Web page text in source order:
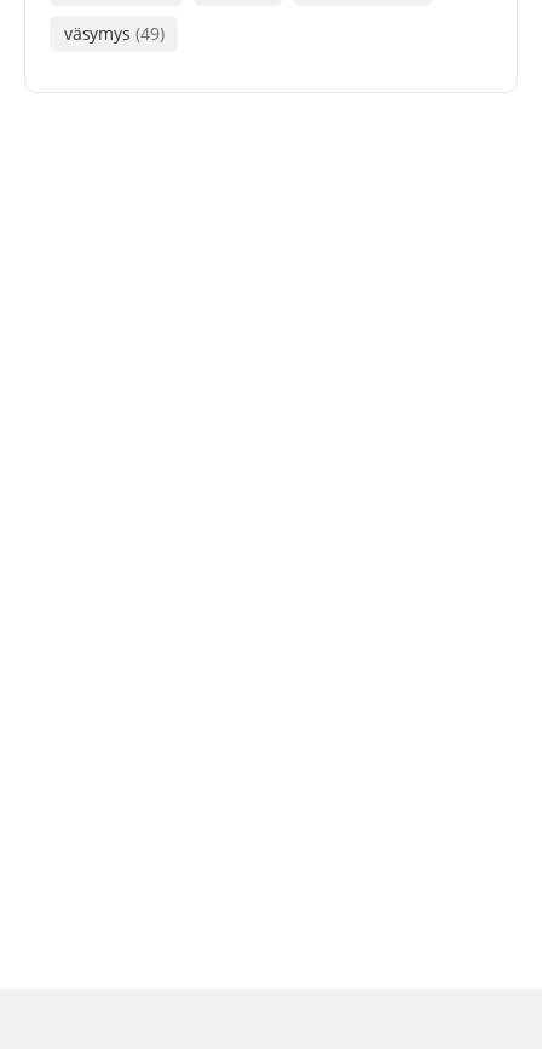
väsymys (49)